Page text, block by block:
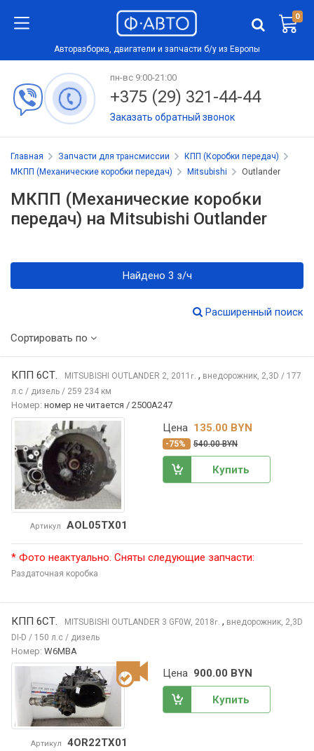
0
Авторазборка, двигатели и запчасти б/у из Европы
пн-вс 9:00-21:00
+375 (29) 321-44-44
Заказать обратный звонок
Главная Запчасти для трансмиссии
КПП (Коробки передач)
МКПП (Механические коробки передач)
Mitsubishi Outlander
МКПП (Механические коробки
передач) на Mitsubishi Outlander
Найдено 3 з/ч
Расширенный поиск
Сортировать по
КПП 6СТ. MITSUBISHI OUTLANDER 2, 2011 г. , внедорожник, 2,3D / 177
л.с / дизель / 259 234 км
Номер: номер не читается / 2500A247
Артикул AOL05TX01
Цена 135.00 BYN
-75% 540.00 BYN
Купить
* Фото неактуально. Сняты следующие запчасти:
Раздаточная коробка
КПП 6СТ. MITSUBISHI OUTLANDER 3 GF0W, 2018г. , внедорожник, 2,3D
DI-D / 150 л.с / дизель
Номер: W6MBA
Артикул 4OR22TX01
Цена 900.00 BYN
Купить